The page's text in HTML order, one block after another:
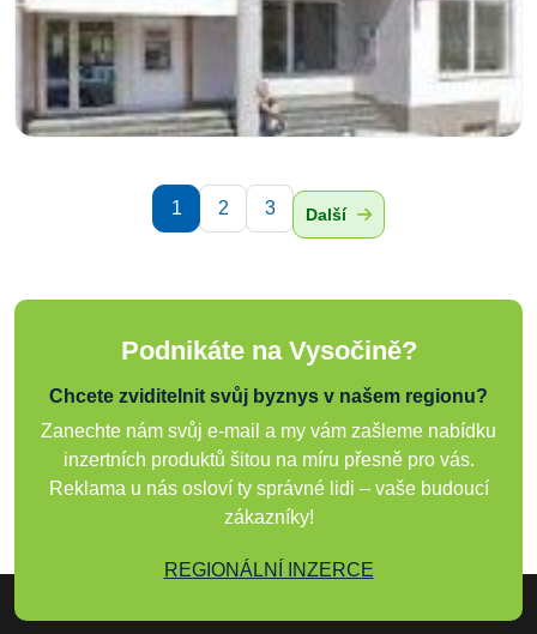
1 2 3 Další
Podnikáte na Vysočině?
Chcete zviditelnit svůj byznys v našem regionu?
Zanechte nám svůj e-mail a my vám zašleme nabídku
inzertních produktů šitou na míru přesně pro vás.
Reklama u nás osloví ty správné lidi – vaše budoucí
zákazníky!
REGIONÁLNÍ INZERCE